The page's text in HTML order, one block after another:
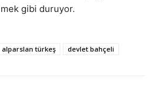
gibi duruyor.
alparslan türkeş devlet bahçeli